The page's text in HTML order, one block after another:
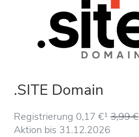
.SITE Domain
Registrierung 0,17 €¹ 3,99 €
Aktion bis 31.12.2026